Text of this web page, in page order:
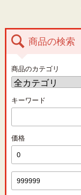
商品の検索
商品のカテゴリ
キーワード
価格